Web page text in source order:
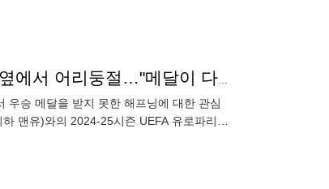
월드컵 우승 메달도 받은 토트넘 부주장, 노메달에 손흥민 옆에서 어리둥절…"메달이 다 떨어졌다"
우승 메달을 받지 못한 해프닝에 대한 관심
맨유)와의 2024-25시즌 UEFA 유로파리그